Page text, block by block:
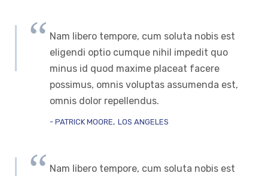
Nam libero tempore, cum soluta nobis est
eligendi optio cumque nihil impedit quo
minus id quod maxime placeat facere
possimus, omnis voluptas assumenda est,
omnis dolor repellendus.
PATRICK MOORE LOS ANGELES
Nam libero tempore, cum soluta nobis est